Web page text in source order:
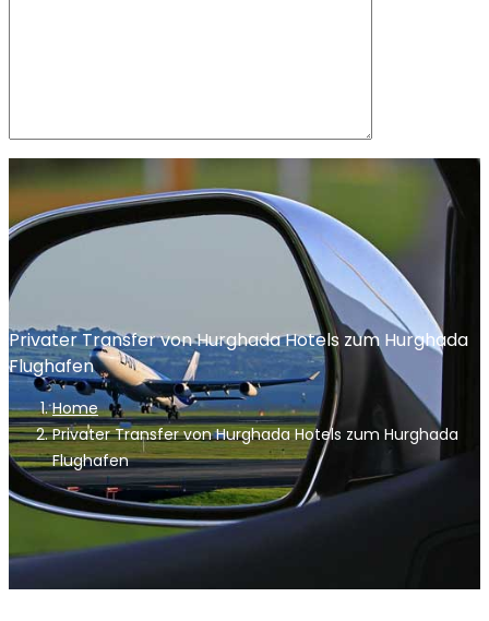
Privater Transfer von Hurghada Hotels zum Hurghada
Flughafen
Home
Privater Transfer von Hurghada Hotels zum Hurghada
Flughafen